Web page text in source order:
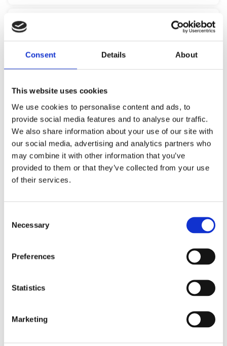
Consent Details About
This website uses cookies
We use cookies to personalise content and ads, to
provide social media features and to analyse our traffic.
We also share information about your use of our site with
our social media, advertising and analytics partners who
may combine it with other information that you’ve
provided to them or that they’ve collected from your use
of their services.
Selection
Necessary
Preferences
Statistics
Marketing
BRAND F2549 NERF ELITE 2.0 FLIPSHOTS FLIP-8